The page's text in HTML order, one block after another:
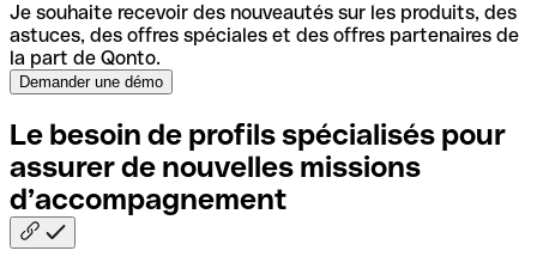
Je souhaite recevoir des nouveautés sur les produits, des
astuces, des offres spéciales et des offres partenaires de
la part de Qonto.
Le besoin de profils spécialisés pour
assurer de nouvelles missions
d’accompagnement